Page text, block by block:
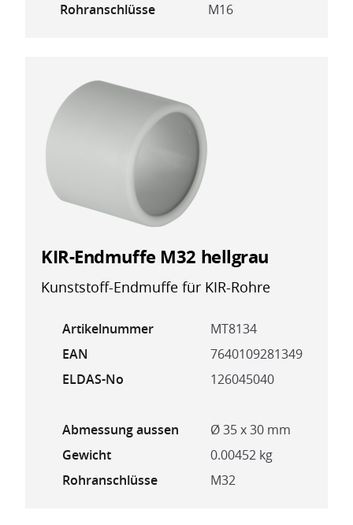
Rohranschlüsse
M16
KIR-Endmuffe M32 hellgrau
Kunststoff-Endmuffe für KIR-Rohre
Artikelnummer
MT8134
EAN
7640109281349
ELDAS-No
126045040
Abmessung aussen
Ø 35 x 30 mm
Gewicht
0.00452 kg
Rohranschlüsse
M32